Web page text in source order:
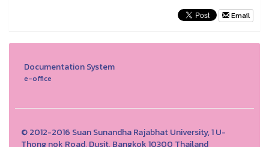
Email
Documentation System
e-office
© 2012-2016 Suan Sunandha Rajabhat University, 1 U-
Thong nok Road, Dusit, Bangkok 10300 Thailand